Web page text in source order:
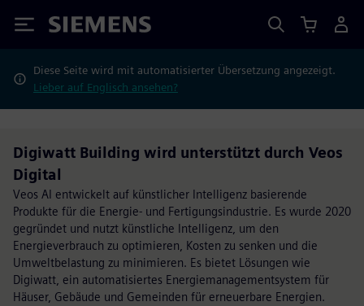
Siemens
Diese Seite wird mit automatisierter Übersetzung angezeigt.
Lieber auf Englisch ansehen?
Digiwatt Building wird unterstützt durch Veos
Digital
Veos AI entwickelt auf künstlicher Intelligenz basierende
Produkte für die Energie- und Fertigungsindustrie. Es wurde 2020
gegründet und nutzt künstliche Intelligenz, um den
Energieverbrauch zu optimieren, Kosten zu senken und die
Umweltbelastung zu minimieren. Es bietet Lösungen wie
Digiwatt, ein automatisiertes Energiemanagementsystem für
Häuser, Gebäude und Gemeinden für erneuerbare Energien.